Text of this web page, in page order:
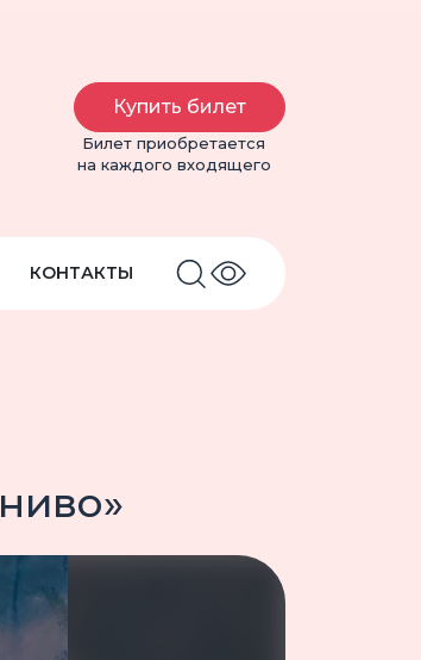
Билет приобретается
на каждого входящего
Купить билет
КОНТАКТЫ